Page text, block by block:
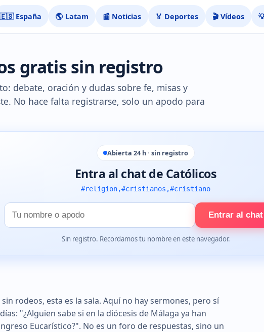
🇪🇸 España 🌎 Latam 📰 Noticias 🏅 Deportes 🎬 Vídeos
gratis sin registro
debate, oración y dudas sobre fe, misas y
No hace falta registrarse, solo un apodo para
Abierta 24 h · sin registro
Entra al chat de Católicos
#religion,#cristianos,#cristiano
Tu
nombre
Entrar al
Sin registro. Recordamos tu nombre en este navegador.
rodeos, esta es la sala. Aquí no hay sermones, pero sí
"¿Alguien sabe si en la diócesis de Málaga ya han
Eucarístico?". No es un foro de respuestas, sino un